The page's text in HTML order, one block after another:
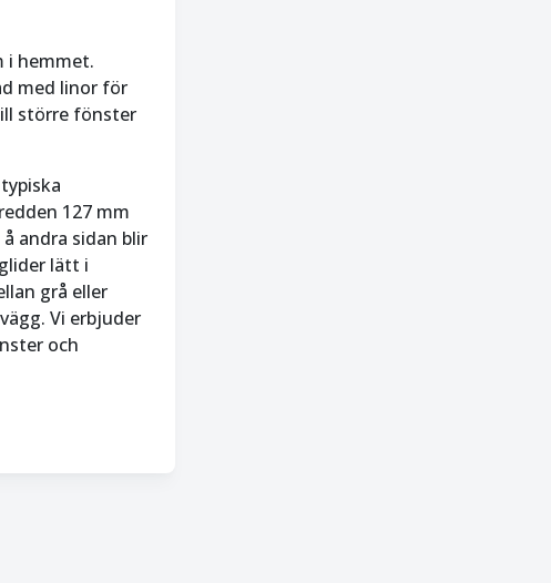
i hemmet.
med linor för
större fönster
127 mm
andra sidan blir
lätt i
grå eller
Vi erbjuder
och